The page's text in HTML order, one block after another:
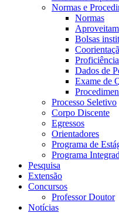
Normas e
Normas
Bolsas
Dados de
Exame de
Processo Seletivo
Corpo Discente
Egressos
Orientadores
Programa de
Programa
Pesquisa
Extensão
Concursos
Professor Doutor
Notícias